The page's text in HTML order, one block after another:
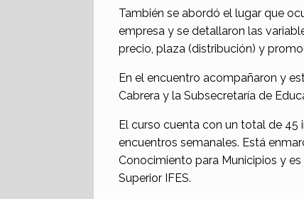
También se abordó el lugar que
empresa y se detallaron las
precio, plaza (distribución) y
En el encuentro acompañaron y
Cabrera y la Subsecretaría de
El curso cuenta con un total de 45
encuentros semanales. Está
Conocimiento para Municipios y
Superior IFES.